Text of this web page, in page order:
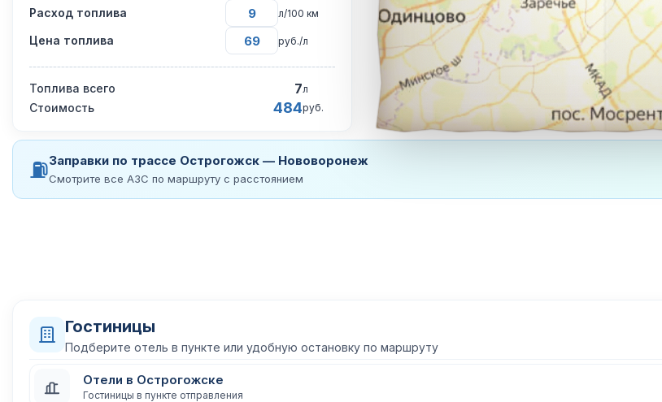
Расход топлива л/100 км
Цена топлива руб./л
Топлива всего 7л
Стоимость 484руб.
⛽Заправки по трассе Острогожск — Нововоронеж
Смотрите все АЗС по маршруту с расстоянием
Гостиницы
Подберите отель в пункте или удобную остановку по маршруту
Отели в Острогожске
Гостиницы в пункте отправления